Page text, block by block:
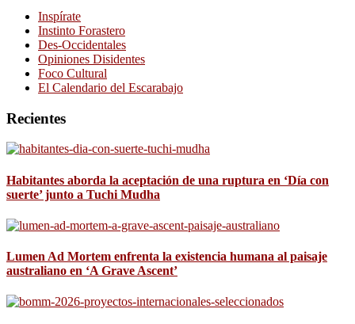
Inspírate
Instinto Forastero
Des-Occidentales
Opiniones Disidentes
Foco Cultural
El Calendario del Escarabajo
Recientes
Habitantes aborda la aceptación de una ruptura en ‘Día con
suerte’ junto a Tuchi Mudha
Lumen Ad Mortem enfrenta la existencia humana al paisaje
australiano en ‘A Grave Ascent’